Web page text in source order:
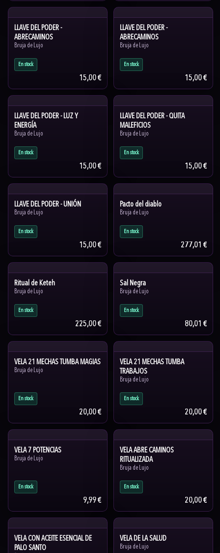
LLAVE DEL PODER -
ABRECAMINOS
Bruja de Lujo
En stock
15,00 €
LLAVE DEL PODER -
ABRECAMINOS
Bruja de Lujo
En stock
15,00 €
LLAVE DEL PODER - LUZ Y
ENERGÍA
Bruja de Lujo
En stock
15,00 €
LLAVE DEL PODER - QUITA
MALEFICIOS
Bruja de Lujo
En stock
15,00 €
LLAVE DEL PODER - UNIÓN
Bruja de Lujo
En stock
15,00 €
Pacto del diablo
Bruja de Lujo
En stock
277,01 €
Ritual de Keteh
Bruja de Lujo
En stock
225,00 €
Sal Negra
Bruja de Lujo
En stock
80,01 €
VELA 21 MECHAS TUMBA MAGIAS
Bruja de Lujo
En stock
20,00 €
VELA 21 MECHAS TUMBA
TRABAJOS
Bruja de Lujo
En stock
20,00 €
VELA 7 POTENCIAS
Bruja de Lujo
En stock
9,99 €
VELA ABRE CAMINOS
RITUALIZADA
Bruja de Lujo
En stock
20,00 €
VELA CON ACEITE ESENCIAL DE
PALO SANTO
VELA DE LA SALUD
Bruja de Lujo